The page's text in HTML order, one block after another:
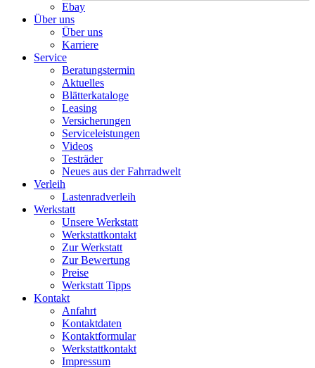
Ebay
Über uns
Über uns
Karriere
Service
Beratungstermin
Aktuelles
Blätterkataloge
Leasing
Versicherungen
Serviceleistungen
Videos
Testräder
Neues aus der Fahrradwelt
Verleih
Lastenradverleih
Werkstatt
Unsere Werkstatt
Werkstattkontakt
Zur Werkstatt
Zur Bewertung
Preise
Werkstatt Tipps
Kontakt
Anfahrt
Kontaktdaten
Kontaktformular
Werkstattkontakt
Impressum